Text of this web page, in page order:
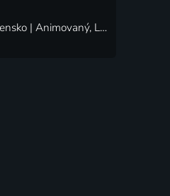
1968 | Československo | Animovaný, Loutkový